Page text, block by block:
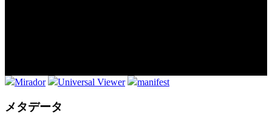
Mirador Universal Viewer manifest
メタデータ